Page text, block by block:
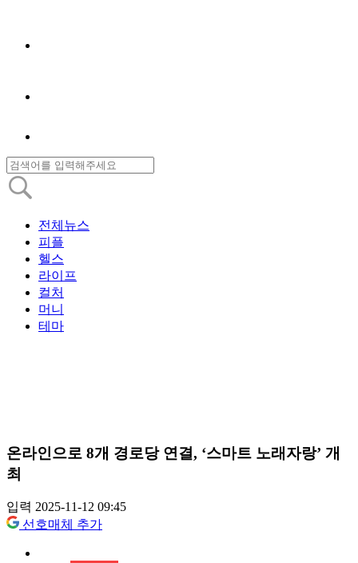
전체뉴스
피플
헬스
라이프
컬처
머니
테마
온라인으로 8개 경로당 연결, ‘스마트 노래자랑’ 개
최
입력 2025-11-12 09:45
선호매체 추가